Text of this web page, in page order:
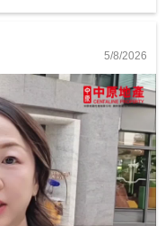
5/8/2026